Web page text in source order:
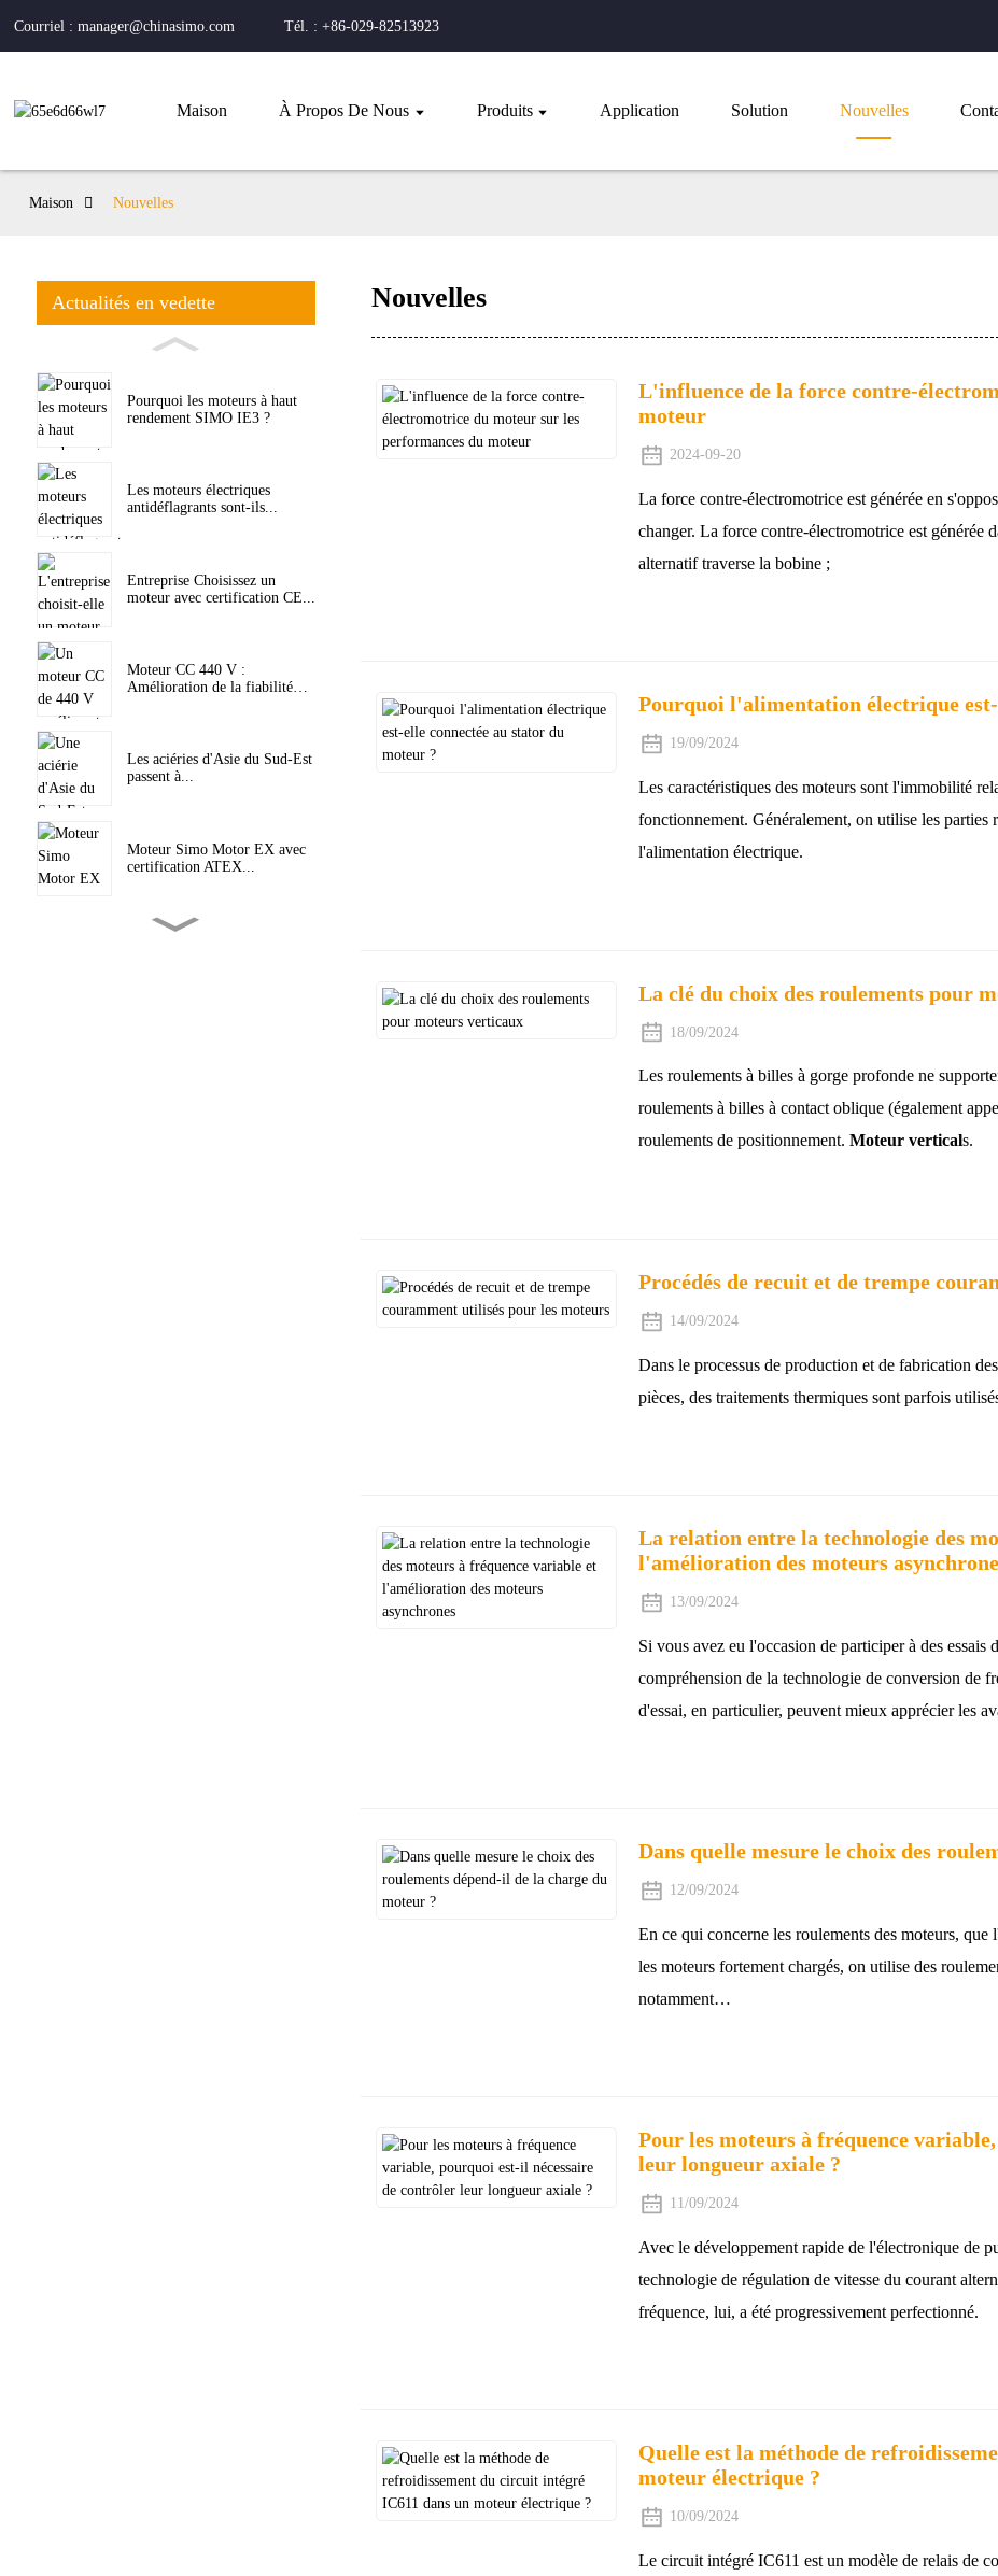
Courriel : manager@chinasimo.com Tél. : +86-029-82513923
Maison À Propos De Nous Produits Application Solution Nouvelles
Maison Nouvelles
Actualités en vedette
Pourquoi les moteurs à haut
rendement SIMO IE3 ?
Les moteurs électriques
antidéflagrants sont-ils...
Entreprise Choisissez un
moteur avec certification CE...
Moteur CC 440 V :
Amélioration de la fiabilité…
Les aciéries d'Asie du Sud-Est
passent à...
Moteur Simo Motor EX avec
certification ATEX...
Nouvelles
L'influence de la force contre-
moteur
2024-09-20
La force contre-électromotrice est générée en
changer. La force contre-électromotrice est générée
alternatif traverse la bobine ;
Pourquoi l'alimentation électrique
19/09/2024
Les caractéristiques des moteurs sont l'immobilité
fonctionnement. Généralement, on utilise les
l'alimentation électrique.
La clé du choix des roulements pour
18/09/2024
Les roulements à billes à gorge profonde ne
roulements à billes à contact oblique (également
roulements de positionnement. Moteur verticals.
Procédés de recuit et de trempe
14/09/2024
Dans le processus de production et de fabrication
pièces, des traitements thermiques sont parfois
La relation entre la technologie des
l'amélioration des moteurs
13/09/2024
Si vous avez eu l'occasion de participer à des
compréhension de la technologie de conversion de
d'essai, en particulier, peuvent mieux apprécier les
Dans quelle mesure le choix des
12/09/2024
En ce qui concerne les roulements des moteurs,
les moteurs fortement chargés, on utilise des
notamment…
Pour les moteurs à fréquence
leur longueur axiale ?
11/09/2024
Avec le développement rapide de l'électronique de
technologie de régulation de vitesse du courant
fréquence, lui, a été progressivement perfectionné.
Quelle est la méthode de
moteur électrique ?
10/09/2024
Le circuit intégré IC611 est un modèle de relais de